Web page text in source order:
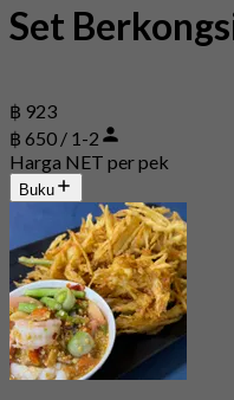
Set
฿ 923
฿ 650 / 1-2
Harga NET per pek
Buku